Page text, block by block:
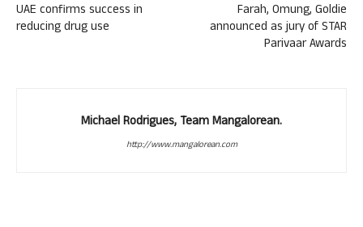
UAE confirms success in
reducing drug use
Farah, Omung, Goldie
announced as jury of STAR
Parivaar Awards
Michael Rodrigues, Team Mangalorean.
http://www.mangalorean.com